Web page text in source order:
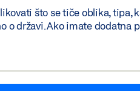
što se tiče oblika,
o državi. Ako imate dodatna